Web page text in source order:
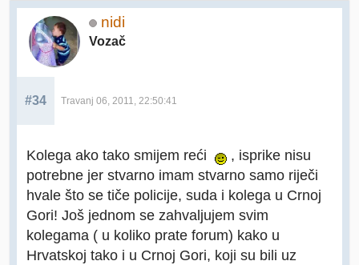
nidi
Vozač
#34 Travanj 06, 2011, 22:50:41
Kolega ako tako smijem reći
, isprike nisu
potrebne jer stvarno imam stvarno samo riječi
hvale što se tiče policije, suda i kolega u Crnoj
Gori! Još jednom se zahvaljujem svim
kolegama ( u koliko prate forum) kako u
Hrvatskoj tako i u Crnoj Gori, koji su bili uz